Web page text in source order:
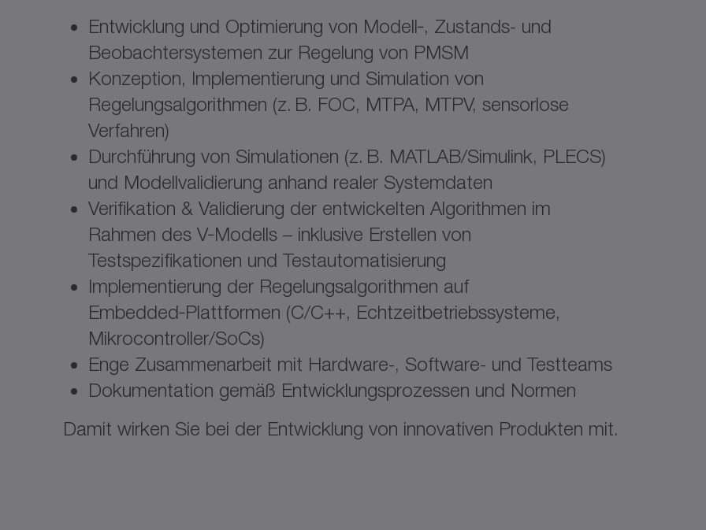
Entwicklung und Optimierung von Modell‑, Zustands- und
Beobachtersystemen zur Regelung von PMSM
Konzeption, Implementierung und Simulation von
Regelungsalgorithmen (z. B. FOC, MTPA, MTPV, sensorlose
Verfahren)
Durchführung von Simulationen (z. B. MATLAB/Simulink, PLECS)
und Modellvalidierung anhand realer Systemdaten
Verifikation & Validierung der entwickelten Algorithmen im
Rahmen des V‑Modells – inklusive Erstellen von
Testspezifikationen und Testautomatisierung
Implementierung der Regelungsalgorithmen auf
Embedded‑Plattformen (C/C++, Echtzeitbetriebssysteme,
Mikrocontroller/SoCs)
Enge Zusammenarbeit mit Hardware-, Software- und Testteams
Dokumentation gemäß Entwicklungsprozessen und Normen
Damit wirken Sie bei der Entwicklung von innovativen Produkten mit.